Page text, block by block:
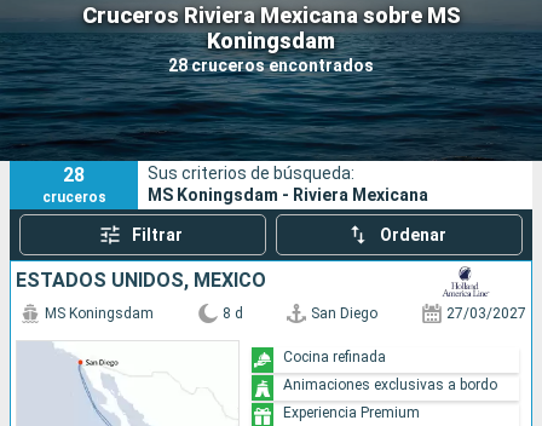
Cruceros Riviera Mexicana sobre MS
Koningsdam
28 cruceros encontrados
Nuestros destinos
Fecha de salida
Puertos Compañías
Buscar
28
cruceros
Sus criterios de búsqueda:
MS Koningsdam - Riviera Mexicana
Filtrar Ordenar
ESTADOS UNIDOS, MÉXICO
MS Koningsdam 8 d San Diego 27/03/2027
Cocina refinada
Animaciones exclusivas a bordo
Experiencia Premium